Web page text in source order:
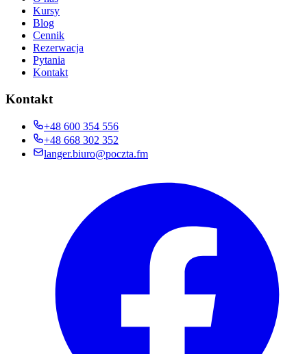
Kursy
Blog
Cennik
Rezerwacja
Pytania
Kontakt
Kontakt
+48 600 354 556
+48 668 302 352
langer.biuro@poczta.fm